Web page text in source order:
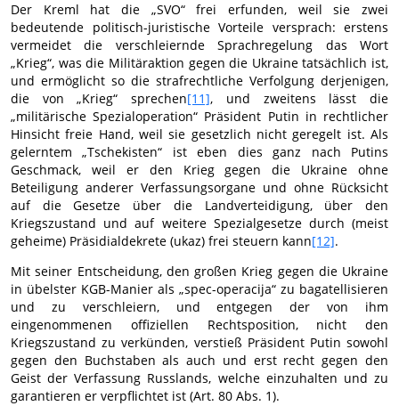
Der Kreml hat die „SVO“ frei erfunden, weil sie zwei
bedeutende politisch-juristische Vorteile versprach: erstens
vermeidet die verschleiernde Sprachregelung das Wort
„Krieg“, was die Militäraktion gegen die Ukraine tatsächlich ist,
und ermöglicht so die strafrechtliche Verfolgung derjenigen,
die von „Krieg“ sprechen[11], und zweitens lässt die
„militärische Spezialoperation“ Präsident Putin in rechtlicher
Hinsicht freie Hand, weil sie gesetzlich nicht geregelt ist. Als
gelerntem „Tschekisten“ ist eben dies ganz nach Putins
Geschmack, weil er den Krieg gegen die Ukraine ohne
Beteiligung anderer Verfassungsorgane und ohne Rücksicht
auf die Gesetze über die Landverteidigung, über den
Kriegszustand und auf weitere Spezialgesetze durch (meist
geheime) Präsidialdekrete (ukaz) frei steuern kann[12].
Mit seiner Entscheidung, den großen Krieg gegen die Ukraine
in übelster KGB-Manier als „spec-operacija“ zu bagatellisieren
und zu verschleiern, und entgegen der von ihm
eingenommenen offiziellen Rechtsposition, nicht den
Kriegszustand zu verkünden, verstieß Präsident Putin sowohl
gegen den Buchstaben als auch und erst recht gegen den
Geist der Verfassung Russlands, welche einzuhalten und zu
garantieren er verpflichtet ist (Art. 80 Abs. 1).